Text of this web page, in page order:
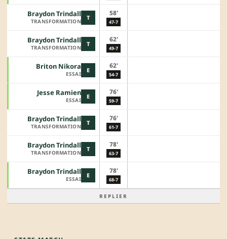
T
Braydon Trindall
TRANSFORMATION
58'
47-7
T
Braydon Trindall
TRANSFORMATION
62'
49-7
E
Briton Nikora
ESSAI
62'
54-7
E
Jesse Ramien
ESSAI
76'
59-7
T
Braydon Trindall
TRANSFORMATION
76'
61-7
T
Braydon Trindall
TRANSFORMATION
78'
63-7
E
Braydon Trindall
ESSAI
78'
68-7
REPLIER